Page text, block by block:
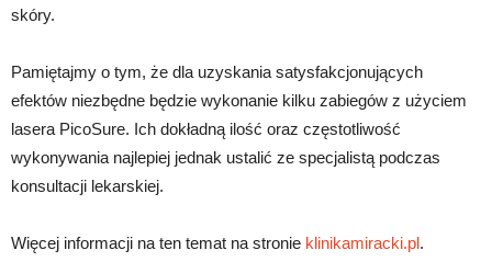
skóry.
Pamiętajmy o tym, że dla uzyskania satysfakcjonujących
efektów niezbędne będzie wykonanie kilku zabiegów z użyciem
lasera PicoSure. Ich dokładną ilość oraz częstotliwość
wykonywania najlepiej jednak ustalić ze specjalistą podczas
konsultacji lekarskiej.
Więcej informacji na ten temat na stronie klinikamiracki.pl.